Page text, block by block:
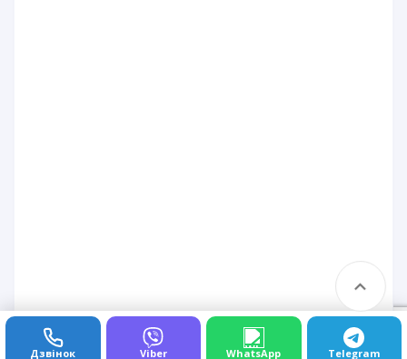
Дзвінок Viber WhatsApp Telegram